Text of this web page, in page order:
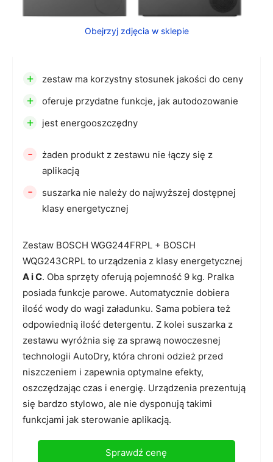
Obejrzyj zdjęcia w sklepie
Zestaw BOSCH WGG244FRPL + BOSCH
WQG243CRPL to urządzenia z klasy energetycznej
A i C. Oba sprzęty oferują pojemność 9 kg. Pralka
posiada funkcje parowe. Automatycznie dobiera
ilość wody do wagi załadunku. Sama pobiera też
odpowiednią ilość detergentu. Z kolei suszarka z
zestawu wyróżnia się za sprawą nowoczesnej
technologii AutoDry, która chroni odzież przed
niszczeniem i zapewnia optymalne efekty,
oszczędzając czas i energię. Urządzenia prezentują
się bardzo stylowo, ale nie dysponują takimi
funkcjami jak sterowanie aplikacją.
+ zestaw ma korzystny stosunek jakości do ceny
+ oferuje przydatne funkcje, jak autodozowanie
+ jest energooszczędny
-
żaden produkt z zestawu nie łączy się z
aplikacją
-
suszarka nie należy do najwyższej dostępnej
klasy energetycznej
Sprawdź cenę